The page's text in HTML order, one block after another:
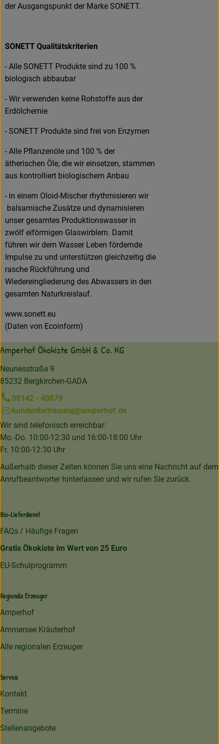
der Ausgangspunkt der Marke SONETT.
SONETT Qualitätskriterien
- Alle SONETT Produkte sind zu 100 %
biologisch abbaubar
- Wir verwenden keine Rohstoffe aus der
Erdölchemie
- SONETT Produkte sind frei von Enzymen
- Alle Pflanzenöle und 100 % der
ätherischen Öle, die wir einsetzen, stammen
aus kontrolliert biologischem Anbau
- in einem Oloid-Mischer rhythmisieren wir
balsamische Zusätze und dynamisieren
unser gesamtes Produktionswasser in
zwölf eiförmigen Glaswirblern. Damit
führen wir dem Wasser Leben fördernde
Impulse zu und unterstützen gleichzeitig die
rasche Rückführung und
Wiedereingliederung des Abwassers in den
gesamten Naturkreislauf.
www.sonett.eu
(Daten von Ecoinform)
Amperhof Ökokiste GmbH & Co. KG
Neuriesstraße 9
85232 Bergkirchen-GADA
08142 - 40879
kundenbetreuung@amperhof.de
Wir sind telefonisch erreichbar:
Mo.-Do. 10:00-12:30 und 16:00-18:00 Uhr
Fr. 10:00-12:30 Uhr
Außerhalb dieser Zeiten können Sie uns eine Nachricht auf dem
Anrufbeantworter hinterlassen und wir rufen Sie zurück.
Bio-Lieferdienst
FAQs / Häufige Fragen
Gratis Ökokiste im Wert von 25 Euro
EU-Schulprogramm
Regionale Erzeuger
Amperhof
Ammersee Kräuterhof
Alle regionalen Erzeuger
Service
Kontakt
Termine
Stellenangebote